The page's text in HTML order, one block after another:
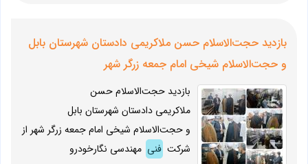
بازدید حجت‌الاسلام حسن ملاکریمی دادستان شهرستان بابل
و حجت‌الاسلام شیخی امام جمعه زرگر شهر
بازدید حجت‌الاسلام حسن
ملاکریمی دادستان شهرستان بابل
و حجت‌الاسلام شیخی امام جمعه زرگر شهر از
شرکت فنی مهندسی نگارخودرو